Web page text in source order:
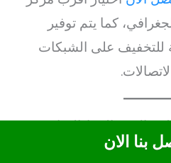
كما يتم توفير
للتخفيف على الشبكات
بـ “الخط الساخن
بنا الان